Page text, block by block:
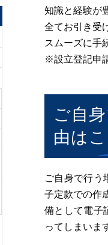
知識と経験が
全てお引き受
スムーズに手
※設立登記申
ご自
由はこ
ご自身で行う
子定款での作
備として電子
ってしまいま